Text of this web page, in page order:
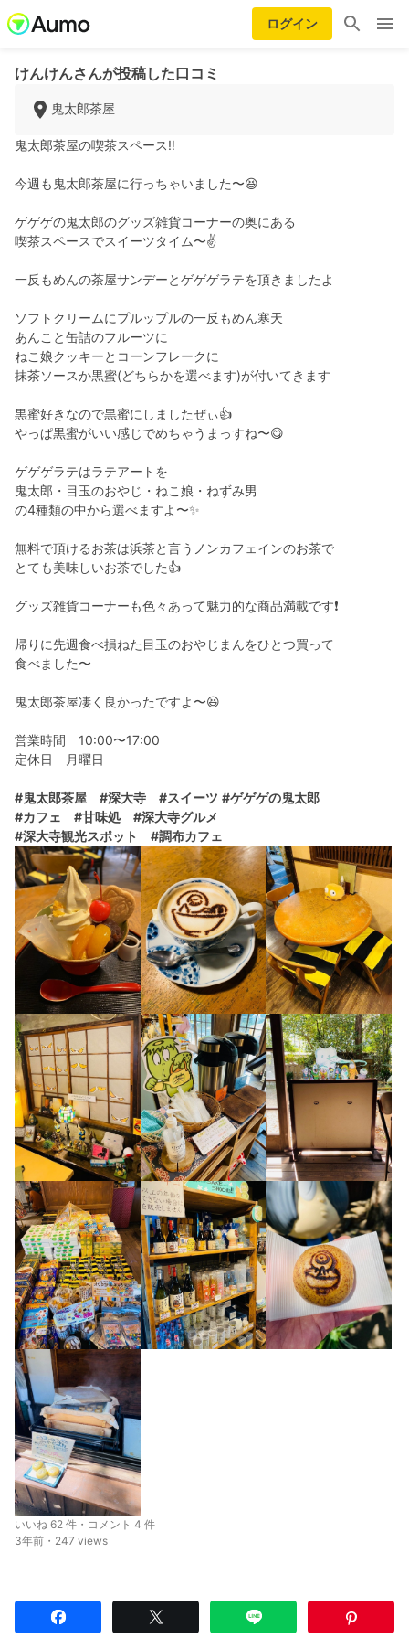
ログイン
けんけんさんが投稿した口コミ
鬼太郎茶屋
鬼太郎茶屋の喫茶スペース‼️
今週も鬼太郎茶屋に行っちゃいました〜😆
ゲゲゲの鬼太郎のグッズ雑貨コーナーの奥にある
喫茶スペースでスイーツタイム〜✌️
一反もめんの茶屋サンデーとゲゲゲラテを頂きましたよ
ソフトクリームにプルップルの一反もめん寒天
あんこと缶詰のフルーツに
ねこ娘クッキーとコーンフレークに
抹茶ソースか黒蜜(どちらかを選べます)が付いてきます
黒蜜好きなので黒蜜にしましたぜぃ👍
やっぱ黒蜜がいい感じでめちゃうまっすね〜😋
ゲゲゲラテはラテアートを
鬼太郎・目玉のおやじ・ねこ娘・ねずみ男
の4種類の中から選べますよ〜✨
無料で頂けるお茶は浜茶と言うノンカフェインのお茶で
とても美味しいお茶でした👍
グッズ雑貨コーナーも色々あって魅力的な商品満載です❗️
帰りに先週食べ損ねた目玉のおやじまんをひとつ買って
食べました〜
鬼太郎茶屋凄く良かったですよ〜😆
営業時間 10:00〜17:00
定休日 月曜日
#鬼太郎茶屋 #深大寺 #スイーツ #ゲゲゲの鬼太郎
#カフェ
#甘味処
#深大寺グルメ
#深大寺観光スポット
#調布カフェ
いいね 62 件・コメント 4 件
3年前・247 views